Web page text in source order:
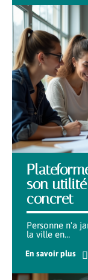
son
concret
Personne n'a
la ville en…
En savoir plus